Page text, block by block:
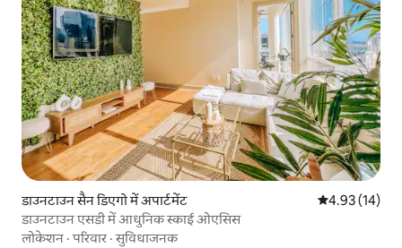
डाउनटाउन सैन डिएगो में अपार्टमेंट औसत रेटिंग 5 में
4.93 (14)
डाउनटाउन एसडी में आधुनिक स्काई ओएसिस
लोकेशन ·परिवार ·सुविधाजनक